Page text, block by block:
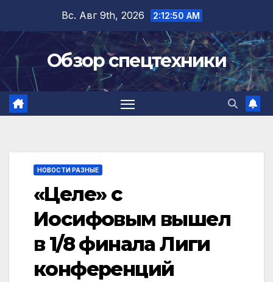
содержимому
Вс. Авг 9th, 2026 2:12:50 AM
Обзор спецтехники
НОВОСТИ РАЗНЫЕ
«Целе» с
Иосифовым вышел
в 1/8 финала Лиги
конференций